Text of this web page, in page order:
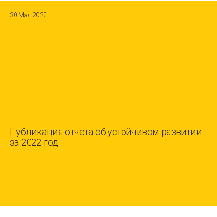
30 Мая 2023
Публикация отчета об устойчивом развитии
за 2022 год